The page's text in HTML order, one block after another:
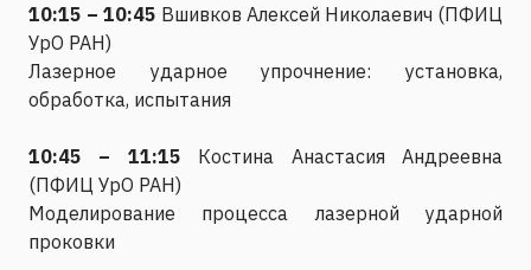
10:15 – 10:45 Вшивков Алексей Николаевич (ПФИЦ
УрО РАН)
Лазерное ударное упрочнение: установка,
обработка, испытания
10:45 – 11:15 Костина Анастасия Андреевна
(ПФИЦ УрО РАН)
Моделирование процесса лазерной ударной
проковки